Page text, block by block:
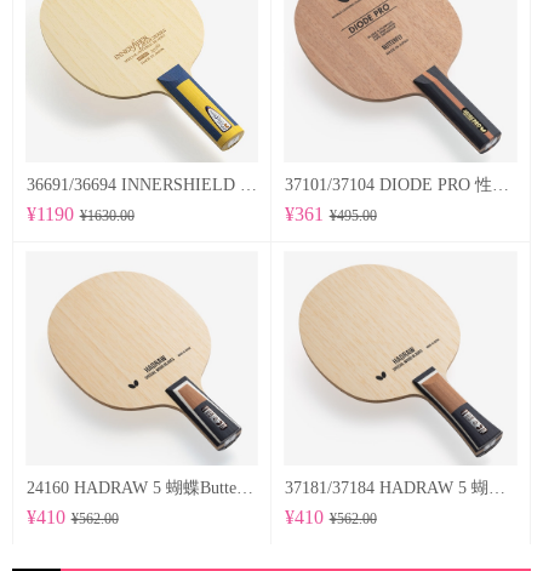
¥1190 ¥1630.00 ¥361 ¥495.00
24160 HADRAW 5 蝴蝶Butterfly 专业底板
¥410 ¥562.00 ¥410 ¥562.00